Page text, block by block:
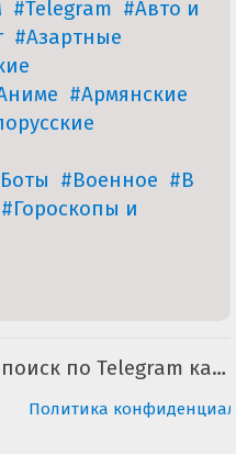
#Telegram #Авто и
#Азартные
#Армянские
#Военное #В
#Гороскопы и
© 2026 Tgvse — каталог и поиск по Telegram каналам (неофициальный). По всем вопросам пишите на tgvse.ru@gmail.com
Политика